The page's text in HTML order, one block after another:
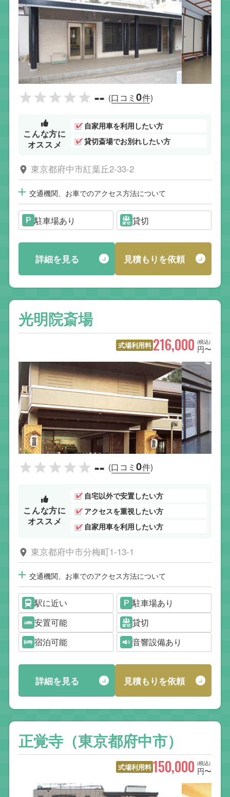
-- (口コミ0件)
こんな方に
オススメ
自家用車を利用したい方
貸切斎場でお別れしたい方
東京都府中市紅葉丘2-33-2
交通機関、お車でのアクセス方法について
駐車場あり 貸切
詳細を見る 見積もりを依頼
光明院斎場
式場利用料 (税込)
216,000 円〜
-- (口コミ0件)
こんな方に
オススメ
自宅以外で安置したい方
アクセスを重視したい方
自家用車を利用したい方
東京都府中市分梅町1-13-1
交通機関、お車でのアクセス方法について
駅に近い
駐車場あり
安置可能
貸切
宿泊可能
音響設備あり
詳細を見る 見積もりを依頼
正覚寺（東京都府中市）
式場利用料 (税込)
150,000 円〜